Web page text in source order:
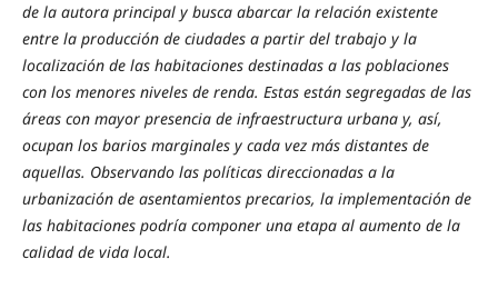
de la autora principal y busca abarcar la relación existente
entre la producción de ciudades a partir del trabajo y la
localización de las habitaciones destinadas a las poblaciones
con los menores niveles de renda. Estas están segregadas de las
áreas con mayor presencia de infraestructura urbana y, así,
ocupan los barios marginales y cada vez más distantes de
aquellas. Observando las políticas direccionadas a la
urbanización de asentamientos precarios, la implementación de
las habitaciones podría componer una etapa al aumento de la
calidad de vida local.